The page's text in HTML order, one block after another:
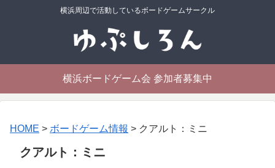
横浜周辺で活動しているボードゲームサークル
横浜ボードゲーム会 参加者募集中
HOME > ボードゲーム情報 > クアルト：ミニ
クアルト：ミニ